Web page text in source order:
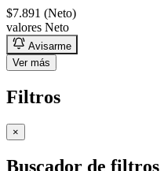
$7.891 (Neto)
valores Neto
Avisarme
Ver más
Filtros
×
Buscador de filtros